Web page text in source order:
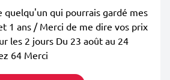
quelqu'un qui pourrais gardé mes
1 ans / Merci de me dire vos prix
les 2 jours Du 23 août au 24
64 Merci